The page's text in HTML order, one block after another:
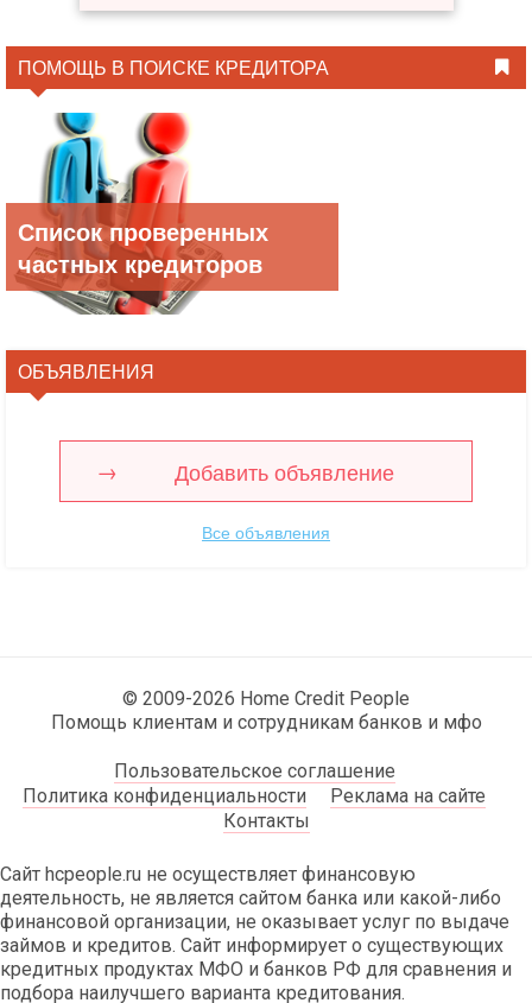
ПОМОЩЬ В ПОИСКЕ КРЕДИТОРА
Список проверенных
частных кредиторов
ОБЪЯВЛЕНИЯ
Добавить объявление
Все объявления
© 2009-2026 Home Credit People
Помощь клиентам и сотрудникам банков и мфо
Пользовательское соглашение
Политика конфиденциальности
Реклама на сайте
Контакты
Сайт hcpeople.ru не осуществляет финансовую
деятельность, не является сайтом банка или какой-либо
финансовой организации, не оказывает услуг по выдаче
займов и кредитов. Сайт информирует о существующих
кредитных продуктах МФО и банков РФ для сравнения и
подбора наилучшего варианта кредитования.